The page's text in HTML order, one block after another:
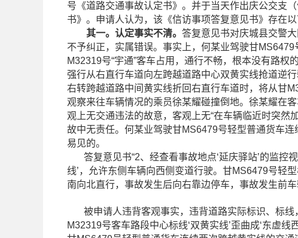
号《道路交通事故认定书》。并于当天作出庆公交支
书》。申请人认为，该《信访事项答复意见书》存在以
其一。认定事实不清。 答复意见书对庆城县交警
不予纠正，实属错误。事实上，何某业驾驶甘
M32319号“宇通”客车占用，通行不畅，根本没有路
强行从右直行车道向左跨越道路中心双黄实线抢道逆
右转跨越道路中间黄实线折回右直行车道时，将从甘
观察来往车辆情况的乘员徐某耀碰撞倒地。徐某耀在
观上无交通违法的故意，客观上无“在车辆临近时突然
故中无责任。何某业驾驶甘MS6479号轻型普通货车
易见的。
答复意见书“2、经查看事故地点‘延庆驿站’的监控
线’，允许东侧车辆向西侧变道行驶。甘MS6479号轻
南向北直行，事故发生后向右靠边停车，事故发生前
被申请人违背客观事实，违背道路实际标识、标线
M32319号客车路段中心标线‘双黄实线’歪曲成‘东虚